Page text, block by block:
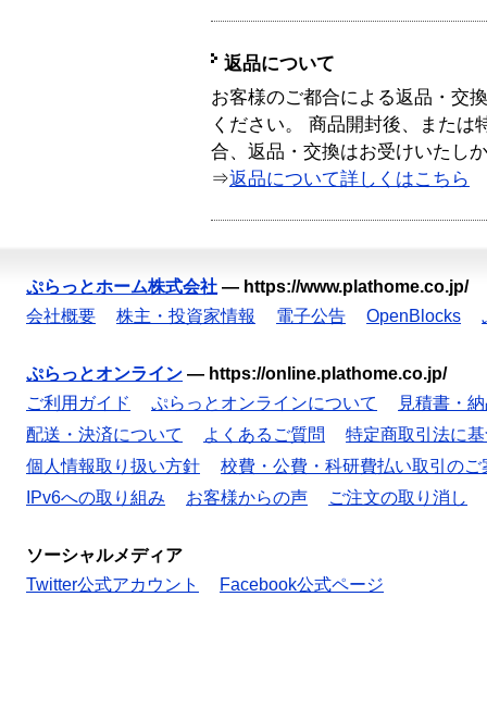
返品について
お客様のご都合による返品・交
ください。 商品開封後、または
合、返品・交換はお受けいたし
⇒返品について詳しくはこちら
ぷらっとホーム株式会社 — https://www.plathome.co.jp/
会社概要
株主・投資家情報 電子公告 OpenBlocks
ぷらっとオンライン — https://online.plathome.co.jp/
ご利用ガイド
ぷらっとオンラインについて
見積書・
配送・決済について
よくあるご質問
特定商取引法に
個人情報取り扱い方針
校費・公費・科研費払い取引のご
IPv6への取り組み
お客様からの声 ご注文の取り消し
ソーシャルメディア
Twitter公式アカウント
Facebook公式ページ